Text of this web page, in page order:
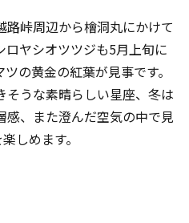
峠周辺から檜洞丸にかけて
ヤシオツツジも5月上旬に
の黄金の紅葉が見事です。
そうな素晴らしい星座、冬は
感、また澄んだ空気の中で見
しめます。